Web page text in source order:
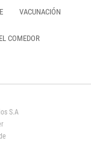
VACUNACIÓN
EL COMEDOR
S.A